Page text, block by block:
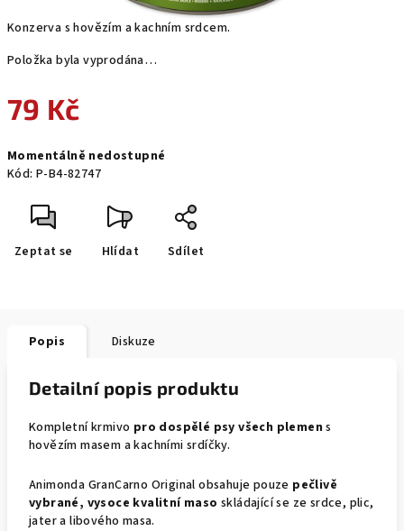
Konzerva s hovězím a kachním srdcem.
Položka byla vyprodána…
79 Kč
cena:
Momentálně nedostupné
Kód: P-B4-82747
Zeptat se Hlídat Sdílet
Popis Diskuze
Detailní popis produktu
Kompletní krmivo pro dospělé psy všech plemens
hovězím masem a kachními srdíčky.
Animonda GranCarno Original obsahuje pouze pečlivě
vybrané, vysoce kvalitní maso skládající se ze srdce, plic,
jater a libového masa.